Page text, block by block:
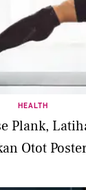
HEALTH
Plank,
Otot